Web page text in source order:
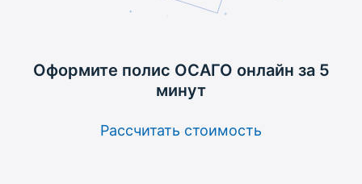
Оформите полис ОСАГО онлайн за 5
минут
Рассчитать стоимость